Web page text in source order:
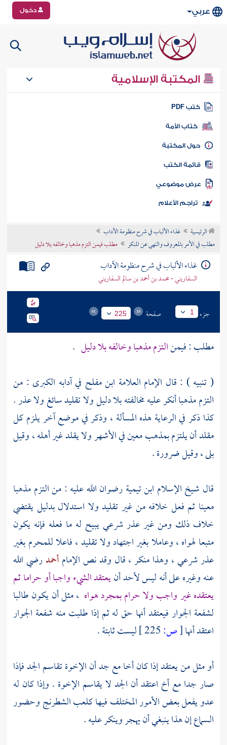
عربي دخول
المكتبة الإسلامية
كتب PDF
كتاب الأمة
المكتبة
الكتب
موضوعي
تراجم الأعلام
الرئيسية
غذاء الألباب في شرح منظومة الآداب
مطلب في الأمر بالمعروف والنهي عن المنكر
مطلب فيمن التزم مذهبا وخالفه بلا دليل
غذاء الألباب في شرح منظومة الآداب
السفاريني - محمد بن أحمد بن سالم السفاريني
جزء 1 صفحة 225
مطلب : فيمنالتزم مذهبا وخالفه بلا دليل .
( تنبيه ) : قال الإمام العلامة ابن مفلح في آدابه الكبرى : من
التزم مذهبا أنكر عليه مخالفته بلا دليل ولا تقليد سائغ ولا عذر .
كذا ذكر في الرعاية هذه المسألة ، وذكر في موضع آخر يلزم كل
مقلد أن يلتزم بمذهب معين في الأشهر ولا يقلد غير أهله ، وقيل
بلى ، وقيل ضرورة .
قال شيخ الإسلام ابن تيميةرضوان الله عليه : من التزم مذهبا
معينا ثم فعل خلافه من غير تقليد ولا استدلال بدليل يقتضي
خلاف ذلك ومن غير عذر شرعي يبيح له ما فعله فإنه يكون
متبعا لهواه ، وعاملا بغير اجتهاد ولا تقليد ، فاعلا للمحرم بغير
عذر شرعي ، وهذا منكر ، قال وقد نص الإمامأحمدرضي الله
عنه وغيره على أنه ليس لأحد أنيعتقد الشيء واجبا أو حراما ثم
يعتقده غير واجب ولا حرام بمجرد هواه ، مثل أن يكون طالبا
لشفعة الجوار فيعتقد أنها حق له ثم إذا طلبت منه شفعة الجوار
اعتقد أنها[ص:
ليست ثابتة .
أو مثل من يعتقد إذا كان أخا مع جد أن الإخوة تقاسم الجد فإذا
صار جدا مع أخ اعتقد أن الجد لا يقاسم الإخوة . وإذا كان له
عدو يفعل بعض الأمور المختلف فيها كلعب الشطرنج وحضور
السماع إن هذا ينبغي أن يهجر وينكر عليه .